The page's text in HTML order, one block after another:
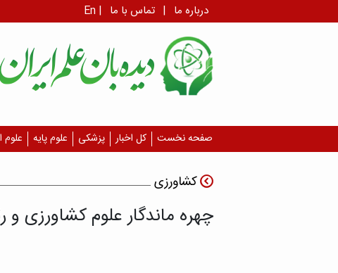
En | درباره ما | تماس با ما
صفحه نخست کل اخبار پزشکی علوم پایه علوم
کشاورزی
چهره ماندگار علوم کشاورزی